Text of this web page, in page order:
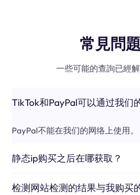
常見問題
一些可能的查詢已經
TikTok和PayPal可以通过我们
PayPal不能在我们的网络上使用。
静态ip购买之后在哪获取？
检测网站检测的结果与我购买